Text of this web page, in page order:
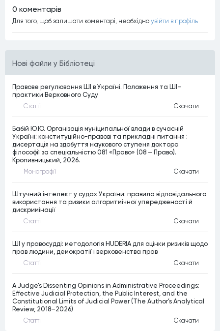
Нові файли у Бібліотеці
Правове регулювання ШІ в Україні. Положення та ШІ–
практики Верховного Суду
Статтi Скачати
Бабій Ю.Ю. Організація муніципальної влади в сучасній
Україні: конституційно-правові та прикладні питання :
дисертація на здобуття наукового ступеня доктора
філософії за спеціальністю 081 «Право» (08 – Право).
Кропивницький, 2026.
Монографiї Скачати
Штучний інтелект у судах України: правила відповідального
використання та ризики алгоритмічної упередженості й
дискримінації
Статтi Скачати
ШІ у правосудді: методологія HUDERIA для оцінки ризиків щодо
прав людини, демократії і верховенства прав
Статтi Скачати
A Judge’s Dissenting Opinions in Administrative Proceedings:
Effective Judicial Protection, the Public Interest, and the
Constitutional Limits of Judicial Power (The Author’s Analytical
Review, 2018–2026)
Статтi Скачати
0 коментарiв
Для того, щоб залишати коментарi, необхiдно увiйти в профiль